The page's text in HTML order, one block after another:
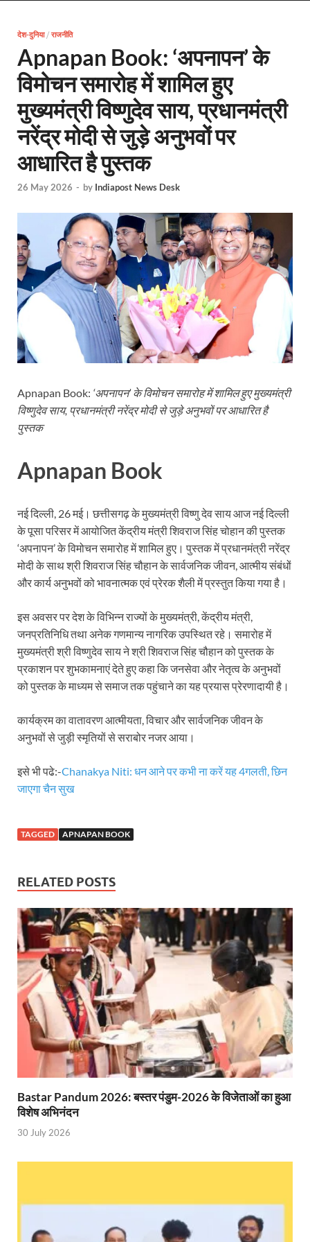
Bharat Tex 2026: टेक्सटाइल निवेश के प्रमुख गंतव्य के
Shri Ram Mandir: श्रीराम मंदिर चढ़ावा चोरी के
CM Yogi Barabanki Visit: मुख्यमंत्री योगी आदित्यनाथ
The Kshitij Show: द क्षितिज शो में पहुंचे जुयाल और
Lok Sanvardhan Parva: देहरादून में मुख्यमंत्री पुष्कर सिंह
Shri Kashi Vishwanath Mandir: उत्तरकाशी में CM
Dr.Teejan Bai: विश्वविख्यात पंडवानी गायिका, पद्म
Khatipura Mega Coach Care Terminal: खातीपुरा में
Sundarpura Railway Station: खाटू श्याम जी के भक्तो
Jan-Jan Ki Sarkar Abhiyan: 4 जुलाई से फिर शुरु होगा
Chhattisgarh UCC: छत्तीसगढ़ में UCC का खाका तैयार
संयुक्त निदेशक के एस चौहान ने मुख्यमंत्री को भेंट की अपनी
New haryana Industrial Policy: मुख्यमंत्री नायब
Baster’s New Picture: बस्तर की नई तस्वीर: मैदान में
पीएम मोदी के संबोधन की बड़ी बातें
Modern Composite Sleepers: एआई की मदद से ट्रैक
Char Dham Yatra Action Plan: चारधाम यात्रा-
Katra Banihal Special Train: कटरा – बनिहाल के
Aerial Survey: सीएम योगी के निर्देश पर उप मुख्यमंत्री व
Big Blueprint for Bastar: बस्तर के लिए बड़ा ब्लूप्रिंट:
Jewar International Airport: यूपी में विकास अब घोषणा
Mandir Cluster Model: पुरा महादेव मंदिर का ‘मंदिर
MMMUT Girls Hostel: एमएमएमयूटी में साइबर फोरेंसिक
Indian Railway Action: भारतीय रेलवे की बड़ी करवाई,
NCBC Chairman: साध्वी निरंजन ज्योति बनी राष्ट्रीय
मिलावटखोरों पर और कसेगा सरकार का शिकंजा
Pateshvari Mata Darshan: मुख्यमंत्री ने किए मां
She Leads Bharat: अंतर्राष्ट्रीय महिला दिवस 2026 के
Sabka Sath Sabka Vikas: प्रधानमंत्री नरेन्द्र मोदी 9
Railway Appointment Update: राजेश कुमार पांडे ने
देश-दुनिया/ राजनीति
Apnapan Book: ‘अपनापन’ के
विमोचन समारोह में शामिल हुए
मुख्यमंत्री विष्णुदेव साय, प्रधानमंत्री
नरेंद्र मोदी से जुड़े अनुभवों पर
आधारित है पुस्तक
26 May 2026 - by Indiapost News Desk
Apnapan Book: ‘अपनापन’ के विमोचन समारोह में शामिल हुए मुख्यमंत्री
विष्णुदेव साय, प्रधानमंत्री नरेंद्र मोदी से जुड़े अनुभवों पर आधारित है
पुस्तक
Apnapan Book
नई दिल्ली, 26 मई। छत्तीसगढ़ के मुख्यमंत्री विष्णु देव साय आज नई दिल्ली
के पूसा परिसर में आयोजित केंद्रीय मंत्री शिवराज सिंह चोहान की पुस्तक
‘अपनापन’ के विमोचन समारोह में शामिल हुए। पुस्तक में प्रधानमंत्री नरेंद्र
मोदी के साथ श्री शिवराज सिंह चौहान के सार्वजनिक जीवन, आत्मीय संबंधों
और कार्य अनुभवों को भावनात्मक एवं प्रेरक शैली में प्रस्तुत किया गया है।
इस अवसर पर देश के विभिन्न राज्यों के मुख्यमंत्री, केंद्रीय मंत्री,
जनप्रतिनिधि तथा अनेक गणमान्य नागरिक उपस्थित रहे। समारोह में
मुख्यमंत्री श्री विष्णुदेव साय ने श्री शिवराज सिंह चौहान को पुस्तक के
प्रकाशन पर शुभकामनाएं देते हुए कहा कि जनसेवा और नेतृत्व के अनुभवों
को पुस्तक के माध्यम से समाज तक पहुंचाने का यह प्रयास प्रेरणादायी है।
कार्यक्रम का वातावरण आत्मीयता, विचार और सार्वजनिक जीवन के
अनुभवों से जुड़ी स्मृतियों से सराबोर नजर आया।
इसे भी पढे:-Chanakya Niti: धन आने पर कभी ना करें यह 4गलती, छिन
जाएगा चैन सुख
TAGGED APNAPAN BOOK
RELATED POSTS
Bastar Pandum 2026: बस्तर पंडुम-2026 के विजेताओं का हुआ
विशेष अभिनंदन
30 July 2026